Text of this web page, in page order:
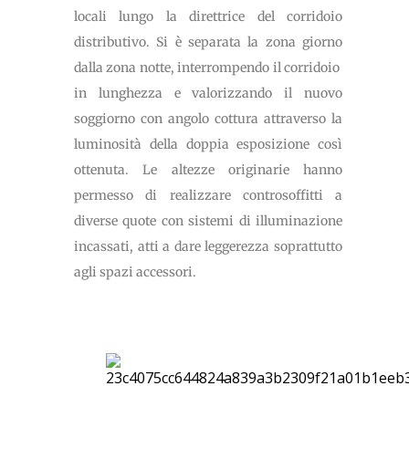
locali lungo la direttrice del corridoio
distributivo. Si è separata la zona giorno
dalla zona notte, interrompendo il corridoio
in lunghezza e valorizzando il nuovo
soggiorno con angolo cottura attraverso la
luminosità della doppia esposizione così
ottenuta. Le altezze originarie hanno
permesso di realizzare controsoffitti a
diverse quote con sistemi di illuminazione
incassati, atti a dare leggerezza soprattutto
agli spazi accessori.